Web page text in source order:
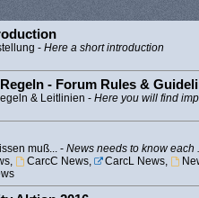
- Here a short introduction
- Forum Rules &
& Leitlinien - Here you will find
muß... - News needs to know each
, CarcC News, CarcL News,